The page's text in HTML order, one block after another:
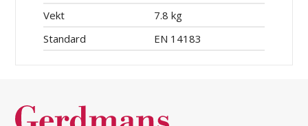
Vekt
7.8 kg
Standard
EN 14183